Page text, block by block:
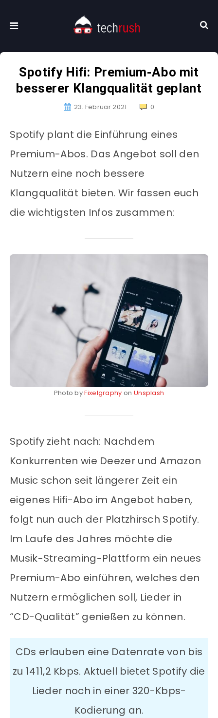
Spotify Hifi: Premium-Abo mit
besserer Klangqualität geplant
23. Februar 2021 0
Spotify plant die Einführung eines
Premium-Abos. Das Angebot soll den
Nutzern eine noch bessere
Klangqualität bieten. Wir fassen euch
die wichtigsten Infos zusammen:
Photo byFixelgraphy on Unsplash
Spotify zieht nach: Nachdem
Konkurrenten wie Deezer und Amazon
Music schon seit längerer Zeit ein
eigenes Hifi-Abo im Angebot haben,
folgt nun auch der Platzhirsch Spotify.
Im Laufe des Jahres möchte die
Musik-Streaming-Plattform ein neues
Premium-Abo einführen, welches den
Nutzern ermöglichen soll, Lieder in
“CD-Qualität” genießen zu können.
CDs erlauben eine Datenrate von bis
zu 1411,2 Kbps. Aktuell bietet Spotify die
Lieder noch in einer 320-Kbps-
Kodierung an.